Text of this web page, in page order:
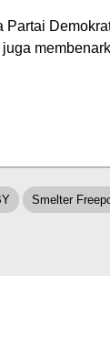
Partai
Smelter